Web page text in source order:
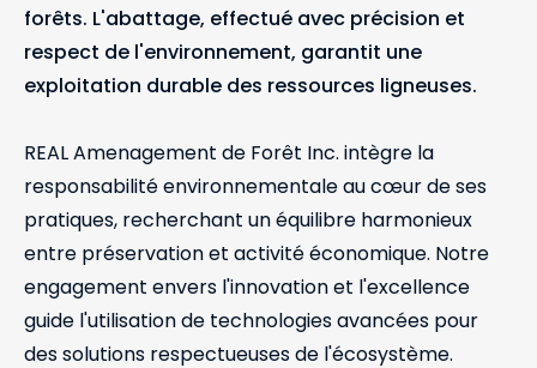
forêts. L'abattage, effectué avec précision et
respect de l'environnement, garantit une
exploitation durable des ressources ligneuses.
REAL Amenagement de Forêt Inc. intègre la
responsabilité environnementale au cœur de ses
pratiques, recherchant un équilibre harmonieux
entre préservation et activité économique. Notre
engagement envers l'innovation et l'excellence
guide l'utilisation de technologies avancées pour
des solutions respectueuses de l'écosystème.